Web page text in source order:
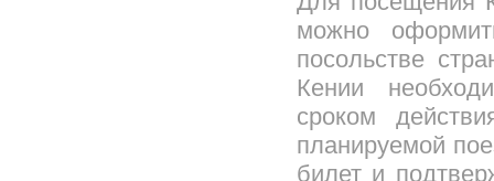
можно
посольстве
Кении
сроком
планируемой
билет и